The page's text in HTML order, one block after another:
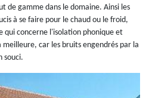
de gamme dans le domaine. Ainsi les
à se faire pour le chaud ou le froid,
qui concerne l'isolation phonique et
car les bruits engendrés par la
souci.